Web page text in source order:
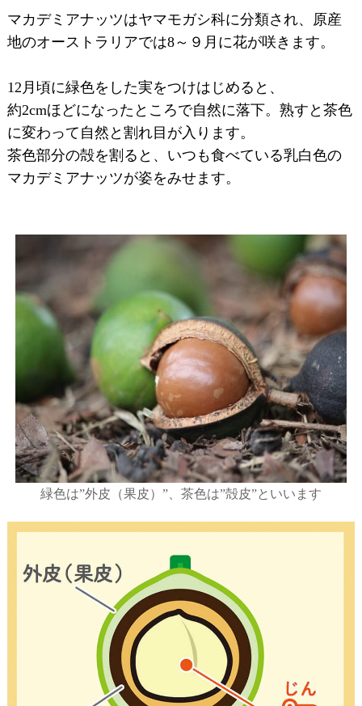
マカデミアナッツはヤマモガシ科に分類され、原産
地のオーストラリアでは8～９月に花が咲きます。
12月頃に緑色をした実をつけはじめると、
約2cmほどになったところで自然に落下。熟すと茶色
に変わって自然と割れ目が入ります。
茶色部分の殻を割ると、いつも食べている乳白色の
マカデミアナッツが姿をみせます。
緑色は”外皮（果皮）”、茶色は”殻皮”といいます